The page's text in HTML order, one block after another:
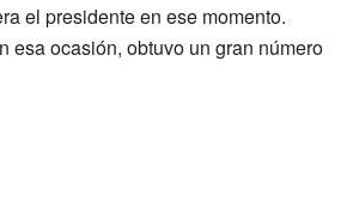
el presidente en ese momento.
esa ocasión, obtuvo un gran número